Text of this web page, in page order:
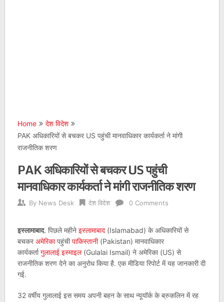
Home
देश विदेश
PAK अधिकारियों से बचकर US पहुंची मानवाधिकार कार्यकर्ता ने मांगी
राजनीतिक शरण
PAK अधिकारियों से बचकर US पहुंची
मानवाधिकार कार्यकर्ता ने मांगी राजनीतिक शरण
By News Desk देश विदेश 0 Comments
इस्लामाबाद. पिछले महीने इस्लामाबाद(Islamabad) के अधिकारियों से
बचकर अमेरिकापहुंचीपाकिस्तानी(Pakistan) मानवाधिकार
कार्यकर्तागुलालाई इस्माइल (Gulalai Ismail) ने अमेरिका (US) से
राजनीतिक शरण देने का अनुरोध किया है. एक मीडिया रिपोर्ट में यह जानकारी दी
गई.
32 वर्षीय गुलालाई इस समय अपनी बहन के साथ न्यूयॉर्क के ब्रुकलिन में रह